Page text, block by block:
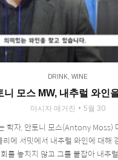
DRINK WINE
니 모스 MW, 내추럴 와인
마시자 매거진 5월 30
학자, 안토니 모스(Antony Moss)
에 서밋에서 내추럴 와인에 대해
를 놓치지 않고 그를 붙잡아 내추